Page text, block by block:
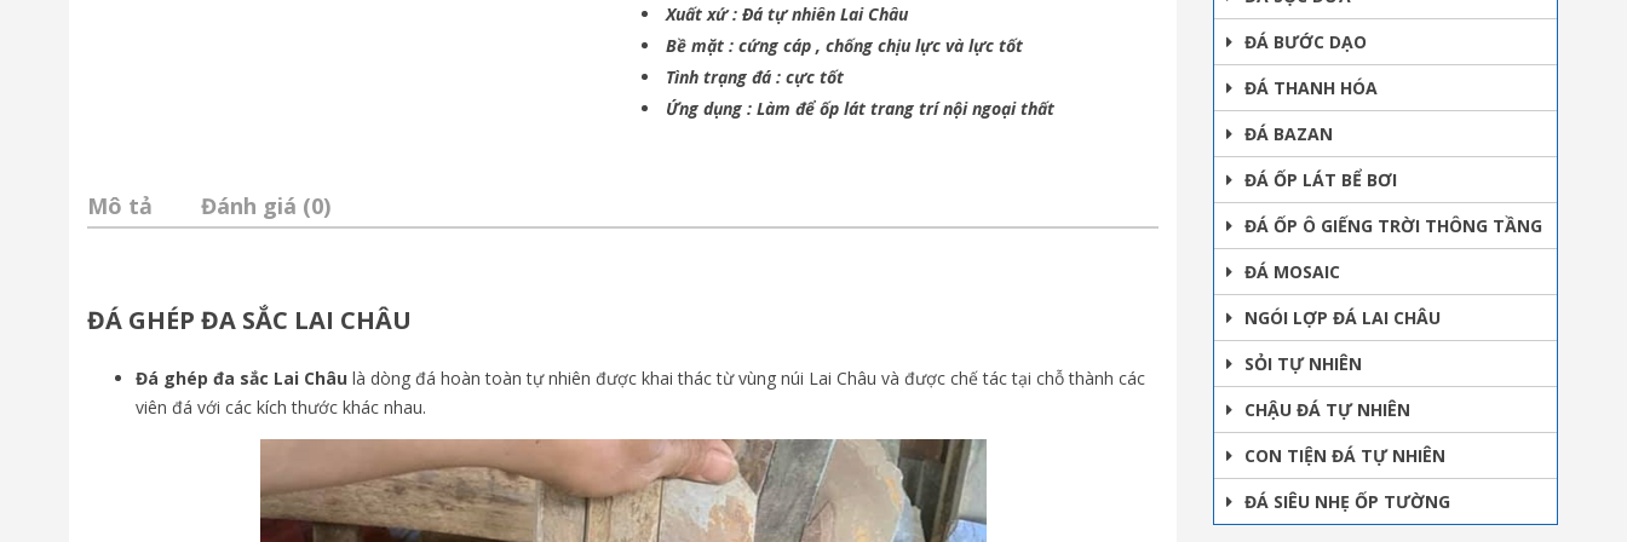
Xuất xứ : Đá tự nhiên Lai Châu
Bề mặt : cứng cáp , chống chịu lực và lực tốt
Tình trạng đá : cực tốt
Ứng dụng : Làm để ốp lát trang trí nội ngoại thất
Mô tả Đánh giá (0)
ĐÁ GHÉP ĐA SẮC LAI CHÂU
Đá ghép đa sắc Lai Châu là dòng đá hoàn toàn tự nhiên được khai thác từ vùng núi Lai Châu và được chế tác tại chỗ thành các
viên đá với các kích thước khác nhau.
ĐÁ BƯỚC DẠO
ĐÁ THANH HÓA
ĐÁ BAZAN
ĐÁ ỐP LÁT BỂ BƠI
ĐÁ ỐP Ô GIẾNG TRỜI THÔNG TẦNG
ĐÁ MOSAIC
NGÓI LỢP ĐÁ LAI CHÂU
SỎI TỰ NHIÊN
CHẬU ĐÁ TỰ NHIÊN
CON TIỆN ĐÁ TỰ NHIÊN
ĐÁ SIÊU NHẸ ỐP TƯỜNG